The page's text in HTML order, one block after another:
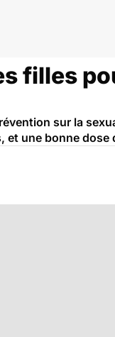
filles
sur la
une bonne dose